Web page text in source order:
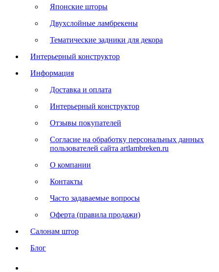
Японские шторы
Двухслойные ламбрекены
Тематические задники для декора
Интерьерный конструктор
Информация
Доставка и оплата
Интерьерный конструктор
Отзывы покупателей
Согласие на обработку персональных данных
пользователей сайта artlambreken.ru
О компании
Контакты
Часто задаваемые вопросы
Оферта (правила продажи)
Салонам штор
Блог